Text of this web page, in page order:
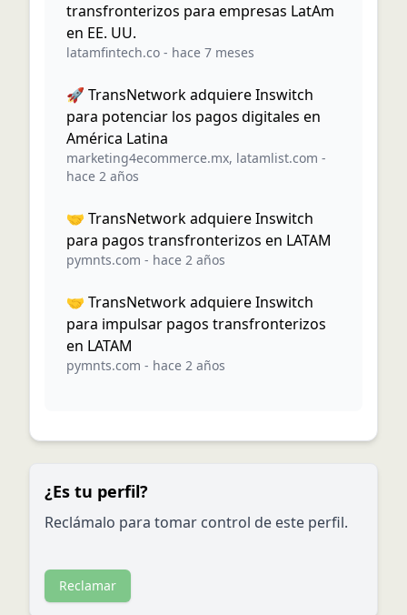
transfronterizos para empresas LatAm
en EE. UU.
latamfintech.co - hace 7 meses
🚀 TransNetwork adquiere Inswitch
para potenciar los pagos digitales en
América Latina
marketing4ecommerce.mx, latamlist.com -
hace 2 años
🤝 TransNetwork adquiere Inswitch
para pagos transfronterizos en LATAM
pymnts.com - hace 2 años
🤝 TransNetwork adquiere Inswitch
para impulsar pagos transfronterizos
en LATAM
pymnts.com - hace 2 años
¿Es tu perfil?
Reclámalo para tomar control de este perfil.
Reclamar